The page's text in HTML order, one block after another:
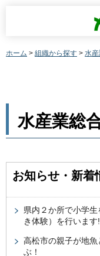
ホーム > 組織から探す > 水
水産業総
お知らせ・新着
県内２か所で小学
き体験）を行います!
高松市の親子が地
ぶ！